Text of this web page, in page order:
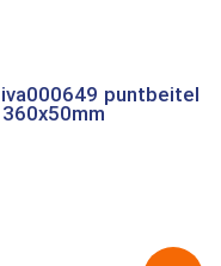
puntbeitel